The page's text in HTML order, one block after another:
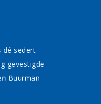
dé sedert
gevestigde
Buurman